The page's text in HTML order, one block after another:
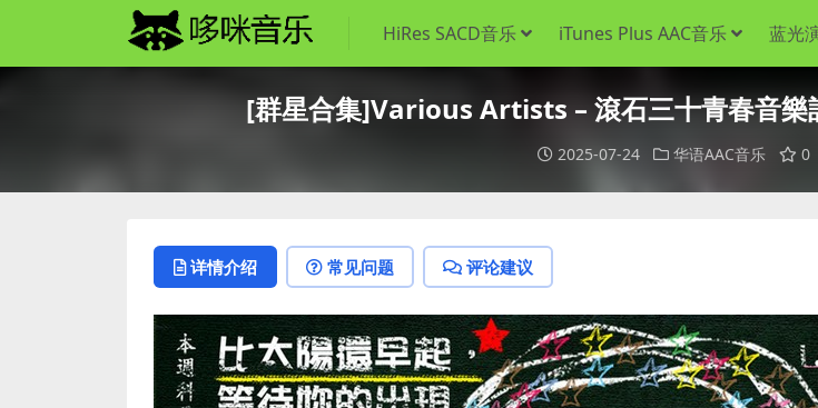
HiRes SACD音乐 iTunes Plus AAC音乐 蓝光
[群星合集]Various Artists – 滾石三十青春音
2025-07-24 华语AAC音乐 0
详情介绍 常见问题 评论建议